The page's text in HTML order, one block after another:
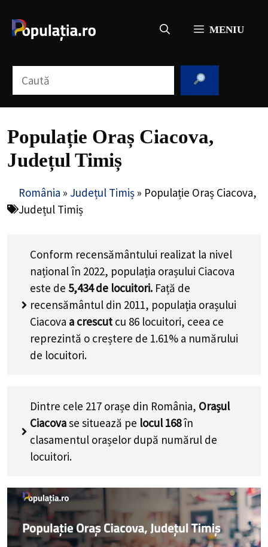
conținut
MENIU
Populație Oraș Ciacova,
Județul Timiș
România » Județul Timiș » Populație Oraș Ciacova,
Județul Timiș
Conform recensământului realizat la nivel
național în 2022, populația orașului Ciacova
este de 5,434de locuitori. Față de
recensământul din 2011, populația orașului
Ciacova a crescut cu 86 locuitori, ceea ce
reprezintă o creștere de 1.61% a numărului
de locuitori.
Dintre cele 217 orașe din România, Orașul
Ciacovase situează pe locul 168în
clasamentul orașelor după numărul de
locuitori.